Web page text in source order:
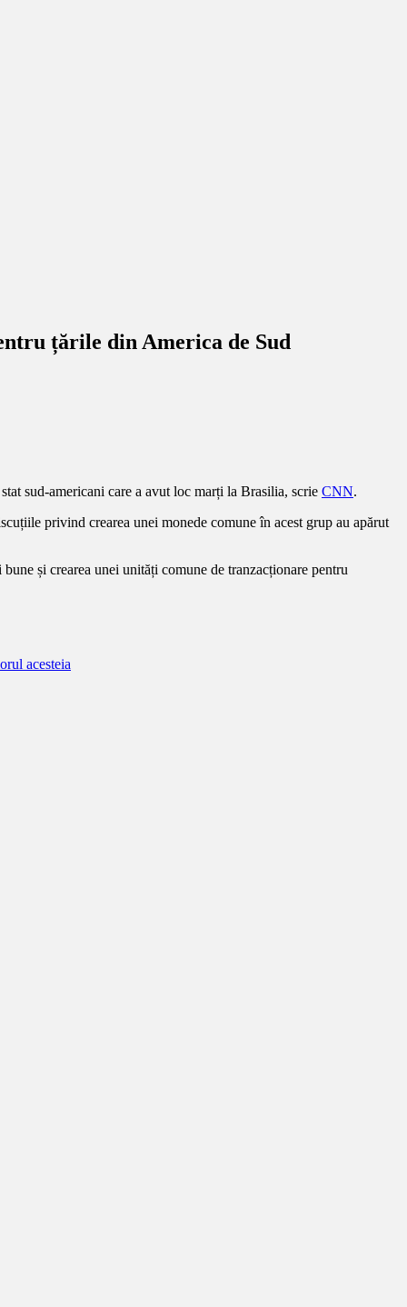
țările din America de Sud
sud-americani care a avut loc marți la Brasilia, scrie CNN.
privind crearea unei monede comune în acest grup au apărut
și crearea unei unități comune de tranzacționare pentru
acesteia